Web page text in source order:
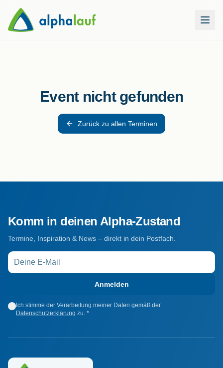
Event nicht gefunden
Zurück zu allen Terminen
Komm in deinen Alpha-Zustand
Termine, Inspiration & News – direkt in dein Postfach.
Anmelden
Ich stimme der Verarbeitung meiner Daten gemäß der
Datenschutzerklärung zu. *